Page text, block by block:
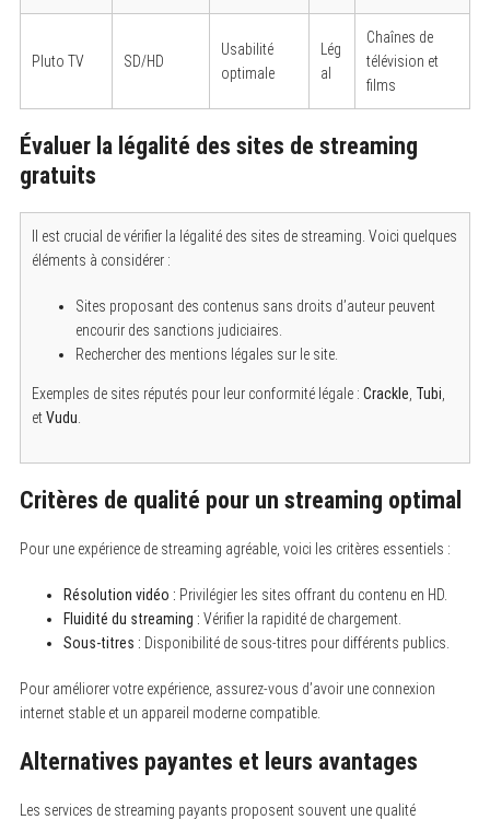
Pluto TV SD/HD
Usabilité
optimale
Lég
al
Chaînes de
télévision et
films
Évaluer la légalité des sites de streaming
gratuits
Il est crucial de vérifier la légalité des sites de streaming. Voici quelques
éléments à considérer :
Sites proposant des contenus sans droits d’auteur peuvent
encourir des sanctions judiciaires.
Rechercher des mentions légales sur le site.
Exemples de sites réputés pour leur conformité légale : Crackle Tubi
etVudu
Critères de qualité pour un streaming optimal
Pour une expérience de streaming agréable, voici les critères essentiels :
Résolution vidéo : Privilégier les sites offrant du contenu en HD.
Fluidité du streaming : Vérifier la rapidité de chargement.
Sous-titres : Disponibilité de sous-titres pour différents publics.
Pour améliorer votre expérience, assurez-vous d’avoir une connexion
internet stable et un appareil moderne compatible.
Alternatives payantes et leurs avantages
Les services de streaming payants proposent souvent une qualité
a
f
o